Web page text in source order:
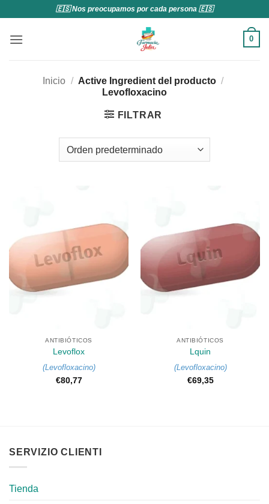
contenido
🇪🇸 Nos preocupamos por cada persona 🇪🇸
0
Inicio / Active Ingredient del producto /
Levofloxacino
FILTRAR
ANTIBIÓTICOS
Levoflox
(Levofloxacino)
€80,77
ANTIBIÓTICOS
Lquin
(Levofloxacino)
€69,35
SERVIZIO CLIENTI
Tienda